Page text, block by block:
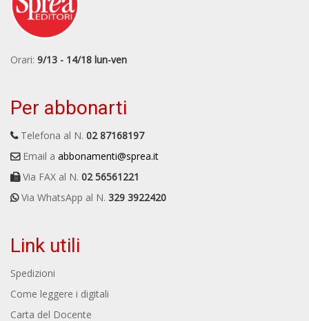
Orari: 9/13 - 14/18 lun-ven
Per abbonarti
Telefona al N. 02 87168197
Email a abbonamenti@sprea.it
Via FAX al N. 02 56561221
Via WhatsApp al N. 329 3922420
Link utili
Spedizioni
Come leggere i digitali
Carta del Docente